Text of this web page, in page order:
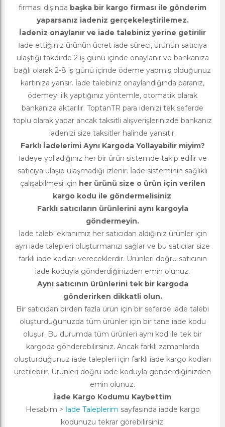
firması dışında başka bir kargo firması ile gönderim
yaparsanız iadeniz gerçekeleştirilemez.
İadeniz onaylanır ve iade talebiniz yerine getirilir
İade ettiğiniz ürünün ücret iade süreci, ürünün satıcıya
ulaştığı takdirde 2 iş günü içinde onaylanır ve bankanıza
bağlı olarak 2-8 iş günü içinde ödeme yapmış olduğunuz
kartınıza yansır. İade talebiniz onaylandığında paranız,
ödemeyi ilk yaptığınız yöntemle, otomatik olarak
bankanıza aktarılır. ToptanTR para idenizi tek seferde
toplu olarak yapar ancak taksitli alışverişlerinizde bankanız
iadenizi size taksitler halinde yansıtır.
Farklı İadelerimi Aynı Kargoda Yollayabilir miyim?
İadeye yolladığınız her bir ürün sistemde takip edilir ve
satıcıya ulaşıp ulaşmadığı izlenir. İade sisteminin sağlıklı
çalışabilmesi için her ürünü size o ürün için verilen
kargo kodu ile göndermelisiniz.
Farklı satıcıların ürünlerini aynı kargoyla
göndermeyin.
İade talebi ekranımız her satıcıdan aldığınız ürünler için
ayrı iade talepleri oluşturmanızı sağlar ve bu satıcılar size
farklı iade kodları vereceklerdir. Ürünleri doğru satıcının
iade koduyla gönderdiğinizden emin olunuz.
Aynı satıcının ürünlerini tek bir kargoda
gönderirken dikkatli olun.
Bir satıcıdan birden fazla ürün için bir seferde iade talebi
oluşturduğunuzda tüm ürünler için bir tane iade kodu
oluşur. Bu durumda tüm ürünleri aynı kod ile tek bir
kargoda gönderebilirsiniz. Ancak farklı zamanlarda
oluşturduğunuz iade talepleri için farklı iade kargo kodları
üretilebilir. Ürünleri doğru iade koduyla gönderdiğinizden
emin olunuz.
İade Kargo Kodumu Kaybettim
Hesabım > İade Taleplerim sayfasında iadde kargo
kodunuzu tekrar görebilirsiniz.